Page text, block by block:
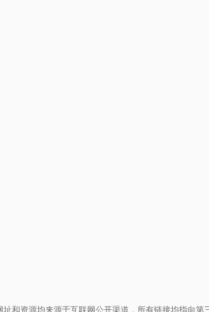
和资源均来源于互联网公开渠道，所有链接均指向第